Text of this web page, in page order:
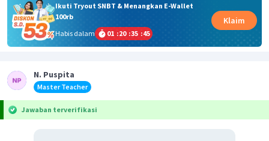
Ikuti Tryout SNBT & Menangkan E-Wallet
100rb
Habis dalam
01 :20 :35 :45
Klaim
N. Puspita
Master Teacher
Jawaban terverifikasi